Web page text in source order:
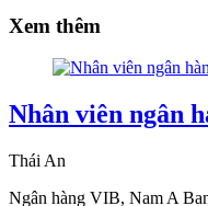
Xem thêm
Nhân viên ngân
Thái An
Ngân hàng VIB, Nam A